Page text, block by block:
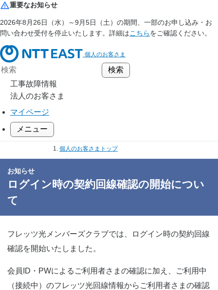
重要なお知らせ
2026年8月26日（水）～9月5日（土）の期間、一部のお申し込み・お
問い合わせ受付を停止いたします。詳細はこちらをご確認ください。
個人のお客さま
工事故障情報
法人のお客さま
マイページ
メニュー
個人のお客さまトップ
お知らせ
お知らせ
ログイン時の契約回線確認の開始につい
て
フレッツ光メンバーズクラブでは、ログイン時の契約回線
確認を開始いたしました。
会員ID・PWによるご利用者さまの確認に加え、ご利用中
（接続中）のフレッツ光回線情報からご利用者さまの確認